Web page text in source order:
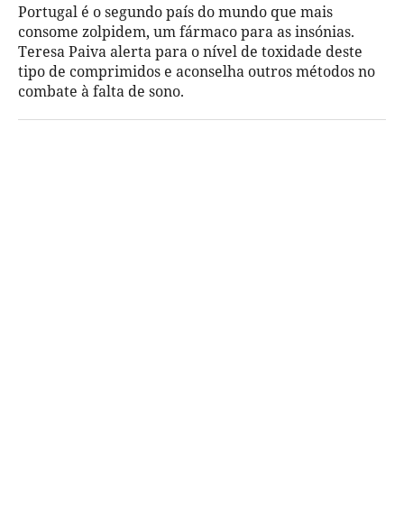
Portugal é o segundo país do mundo que mais
consome zolpidem, um fármaco para as insónias.
Teresa Paiva alerta para o nível de toxidade deste
tipo de comprimidos e aconselha outros métodos no
combate à falta de sono.